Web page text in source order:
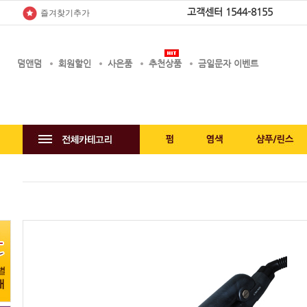
즐겨찾기추가 고객센터 1544-8155
덤앤덤 회원할인 사은품 추천상품 금일문자 이벤트